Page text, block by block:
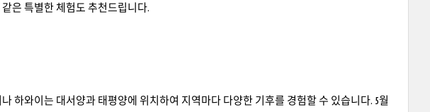
은 특별한 체험도 추천드립니다.
하와이는 대서양과 태평양에 위치하여 지역마다 다양한 기후를 경험할 수 있습니다. 5월